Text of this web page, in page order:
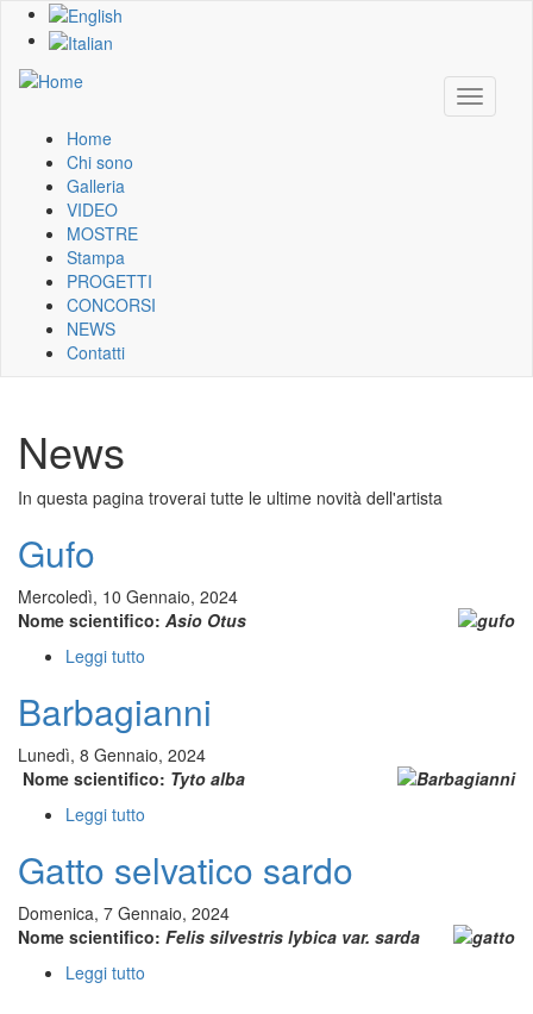
Skip
content
Toggle
Main
navigation
Home
Chi sono
Galleria
VIDEO
MOSTRE
Stampa
PROGETTI
CONCORSI
NEWS
Contatti
News
In questa pagina troverai tutte le ultime novità dell'artista
Gufo
Mercoledì, 10 Gennaio, 2024
Nome scientifico: Asio Otus
Leggi tutto
Barbagianni
Lunedì, 8 Gennaio, 2024
Nome scientifico: Tyto alba
Leggi tutto
Gatto selvatico sardo
Domenica, 7 Gennaio, 2024
Nome scientifico: Felis silvestris lybica var. sarda
Leggi tutto